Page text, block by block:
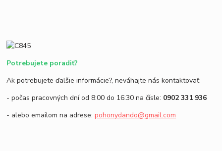
Potrebujete poradiť?
Ak potrebujete ďalšie informácie?, neváhajte nás kontaktovať:
- počas pracovných dní od 8:00 do 16:30 na čísle: 0902 331 936
- alebo emailom na adrese:pohonydando@gmail.com